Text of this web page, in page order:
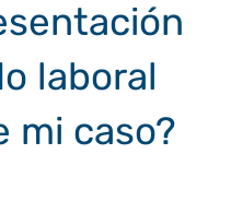
laboral
mi caso?